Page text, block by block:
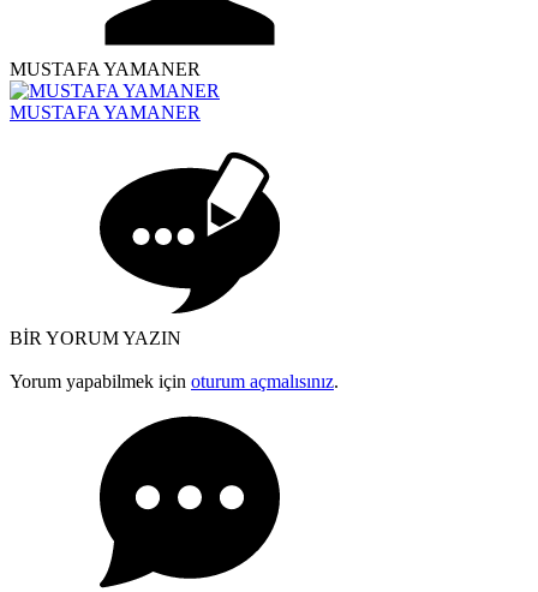
MUSTAFA YAMANER
MUSTAFA YAMANER
BİR YORUM YAZIN
Yorum yapabilmek için oturum açmalısınız.